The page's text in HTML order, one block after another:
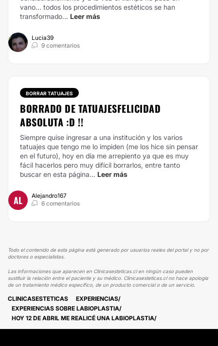
vano... todos los procedimientos estéticos se han
transformado... Leer más
Lucia39
9 comentarios
BORRAR TATUAJES
BORRADO DE TATUAJESFELICIDAD
ABSOLUTA :D !!
Siempre quise ingresar a una institución y los varios
tatuajes que tengo me lo impiden (me los hice sin pensar
en el futuro), hoy en día me arrepiento ya que es muy
fácil hacerlos pero muy difícil borrarlos, entre tanto
buscar en esta página... Leer más
AL
Alejandro167
6 comentarios
Todo el contenido de esta página está generado por usuarios reales del portal y no por
doctores o especialistas.
Las informaciones que aparecen en Clinicasesteticas.cl en ningún caso pueden
sustituir la relación entre el paciente y su médico. Clinicasesteticas.cl no hace apología
de un tratamiento médico específico, de un producto comercial o de un servicio.
CLINICASESTETICAS
EXPERIENCIAS
EXPERIENCIAS SOBRE LABIOPLASTIA
HOY 12 DE ABRIL ME REALICÉ UNA LABIOPLASTIA